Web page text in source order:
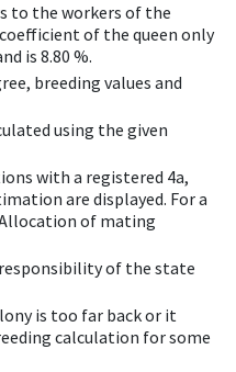
to the workers of the
of the queen only
is 8.80 %.
breeding values and
using the given
with a registered 4a,
are displayed. For a
of mating
of the state
is too far back or it
calculation for some